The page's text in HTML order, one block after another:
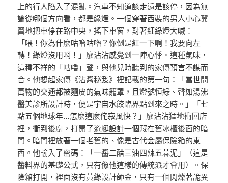
上的行人陷入了混亂。汽車不知道該走還是該停，因為無
論從哪個方向看，都是綠燈。一個穿著西裝的男人小心翼
翼地把車停在路中央，搖下車窗，對著紅綠燈大喊：
「喂！你為什麼咕嚕咕嚕？你倒是紅一下啊！我要向左
轉！綠燈沒用啊！」廖沾沾感覺到一陣心悸。這種氣味，
這種不祥的「咕嚕」聲，與他兒時聽到的家傳預言不謀而
合。他想起家傳《沾醬秘笈》裡記載的第一句：「當世間
萬物的交通都被麵皮的氣味籠罩，且燈號恒綠、聲如湯沸
醫美診所設計時，便是宇宙水餃臨界點到來之時。」「七
點五個地球年…怎麼這麼侘寂風快？」廖沾沾猛地衝回店
裡，衝到後廚，打開了遊艇設計一個藏在舊冰櫃後面的暗
門。暗門裡放著一個老舊的、像是古代金屬保險箱的東
西。他輸入了密碼：「一醬二醋三油四辣五蒜泥」（這是
醬料界的基礎公式，只有像他這樣的傳統派才會用）。保
險箱打開，裡面沒有黃綠設計師金，只有一個閃爍著詭異